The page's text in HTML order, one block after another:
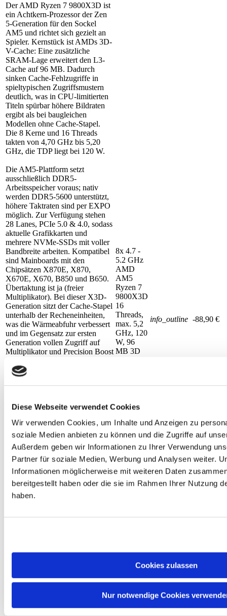
Diese Webseite verwendet Cookies
Wir verwenden Cookies, um Inhalte und Anzeigen zu
soziale Medien anbieten zu können und die Zugriffe auf
Außerdem geben wir Informationen zu Ihrer Verwendung
Partner für soziale Medien, Werbung und Analysen weiter.
Informationen möglicherweise mit weiteren Daten
bereitgestellt haben oder die sie im Rahmen Ihrer Nutzung
haben.
Cookies zulassen
Nur notwendige Cookies
Der AMD Ryzen 7 9800X3D ist
ein Achtkern-Prozessor der Zen
5-Generation für den Sockel
AM5 und richtet sich gezielt an
Spieler. Kernstück ist AMDs 3D-
V-Cache: Eine zusätzliche
SRAM-Lage erweitert den L3-
Cache auf 96 MB. Dadurch
sinken Cache-Fehlzugriffe in
spieltypischen Zugriffsmustern
deutlich, was in CPU-limitierten
Titeln spürbar höhere Bildraten
ergibt als bei baugleichen
Modellen ohne Cache-Stapel.
Die 8 Kerne und 16 Threads
takten von 4,70 GHz bis 5,20
GHz, die TDP liegt bei 120 W.
Die AM5-Plattform setzt
ausschließlich DDR5-
Arbeitsspeicher voraus; nativ
werden DDR5-5600 unterstützt,
höhere Taktraten sind per EXPO
möglich. Zur Verfügung stehen
28 Lanes, PCIe 5.0 & 4.0, sodass
aktuelle Grafikkarten und
mehrere NVMe-SSDs mit voller
Bandbreite arbeiten. Kompatibel
sind Mainboards mit den
Chipsätzen X870E, X870,
X670E, X670, B850 und B650.
Übertaktung ist ja (freier
Multiplikator). Bei dieser X3D-
Generation sitzt der Cache-Stapel
unterhalb der Recheneinheiten,
was die Wärmeabfuhr verbessert
und im Gegensatz zur ersten
Generation vollen Zugriff auf
Multiplikator und Precision Boost
den Sockel AM5 Unterstützung
bis mindestens 2027 zugesagt,
was langfristige Aufrüstpfade
Technische Details
Produkttyp : Desktop-Prozessor
(CPU)
Serie : AMD Ryzen 7 9000
Architektur / Codename : Zen 5 /
Granite Ridge
Fertigung : TSMC 4 nm (CCD),
6 nm (IOD)
Kerne / Threads : 8 / 16
Max. Boost-Takt : 5,20 GHz
TDP : 120 W
5600, Dual-Channel
KI-Beschleuniger : nein
8x 4.7 -
5.2 GHz
AMD
AM5
Ryzen 7
9800X3D
16
Threads,
max. 5,2
GHz, 120
W, 96
MB 3D
iGPU
info_outline -88,90 €